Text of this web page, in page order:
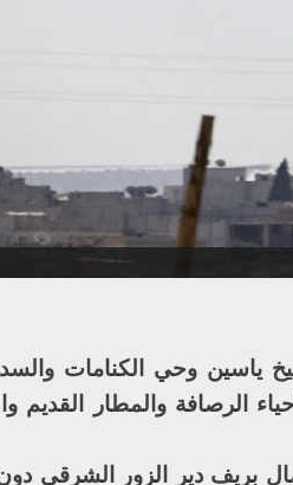
وحي الكنامات والسدة
الرصافة والمطار القديم
بريف دير الزور الشرقي